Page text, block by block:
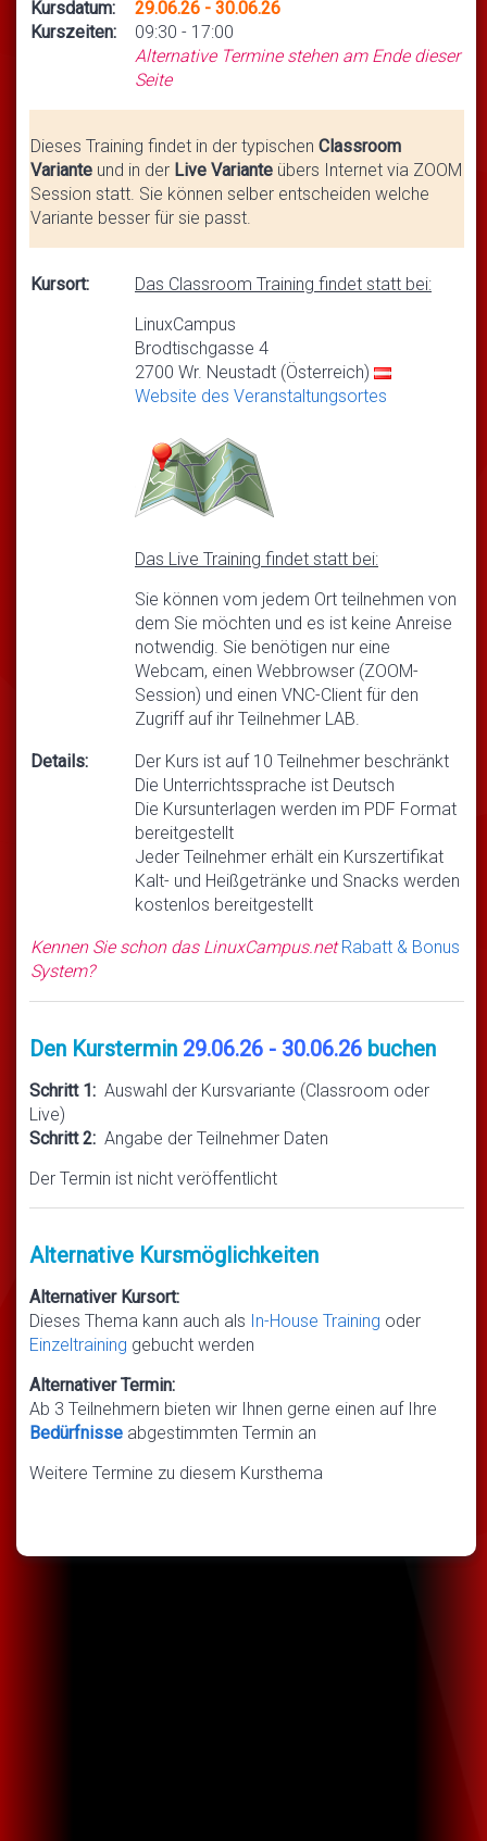
Kursdatum:
Kurszeiten:
29.06.26 - 30.06.26
09:30 - 17:00
Alternative Termine stehen am Ende dieser
Seite
Dieses Training findet in der typischen Classroom
Variante und in der Live Variante übers Internet via ZOOM
Session statt. Sie können selber entscheiden welche
Variante besser für sie passt.
Kursort:
Das Classroom Training findet statt bei:
LinuxCampus
Brodtischgasse 4
2700 Wr. Neustadt (Österreich)
Website des Veranstaltungsortes
Das Live Training findet statt bei:
Sie können vom jedem Ort teilnehmen von
dem Sie möchten und es ist keine Anreise
notwendig. Sie benötigen nur eine
Webcam, einen Webbrowser (ZOOM-
Session) und einen VNC-Client für den
Zugriff auf ihr Teilnehmer LAB.
Details:
Der Kurs ist auf 10 Teilnehmer beschränkt
Die Unterrichtssprache ist Deutsch
Die Kursunterlagen werden im PDF Format
bereitgestellt
Jeder Teilnehmer erhält ein Kurszertifikat
Kalt- und Heißgetränke und Snacks werden
kostenlos bereitgestellt
Kennen Sie schon das LinuxCampus.netRabatt & Bonus
System?
Den Kurstermin 29.06.26 - 30.06.26 buchen
Schritt 1: Auswahl der Kursvariante (Classroom oder
Live)
Schritt 2: Angabe der Teilnehmer Daten
Der Termin ist nicht veröffentlicht
Alternative Kursmöglichkeiten
Alternativer Kursort:
Dieses Thema kann auch als In-House Training oder
Einzeltraining gebucht werden
Alternativer Termin:
Ab 3 Teilnehmern bieten wir Ihnen gerne einen auf Ihre
Bedürfnisse abgestimmten Termin an
Weitere Termine zu diesem Kursthema